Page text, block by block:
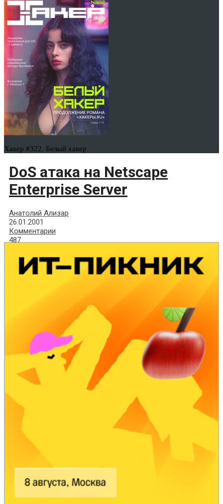
Хакер #322. Белый хакер
DoS атака на Netscape
Enterprise Server
Анатолий Ализар
26.01.2001
Комментарии
487